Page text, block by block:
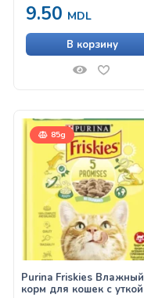
9.50 MDL
В корзину
85g
Purina Friskies Влажный
корм для кошек с уткой в